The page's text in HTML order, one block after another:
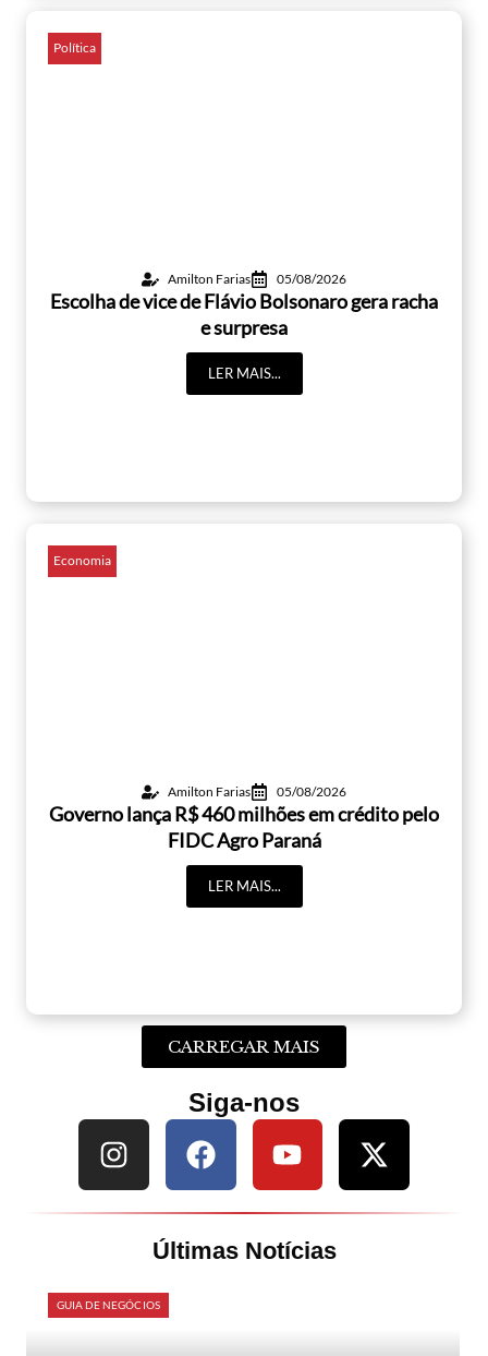
Política
Amilton Farias 05/08/2026
Escolha de vice de Flávio Bolsonaro gera racha
e surpresa
LER MAIS...
Economia
Amilton Farias 05/08/2026
Governo lança R$ 460 milhões em crédito pelo
FIDC Agro Paraná
LER MAIS...
CARREGAR MAIS
Siga-nos
Últimas Notícias
GUIA DE NEGÓCIOS